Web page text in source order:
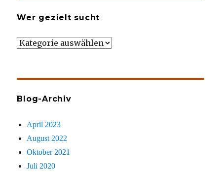
Wer gezielt sucht
Wer
Blog-Archiv
April 2023
August 2022
Oktober 2021
Juli 2020